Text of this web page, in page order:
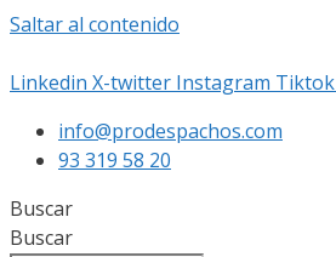
Saltar al contenido
Linkedin X-twitter Instagram Tiktok
info@prodespachos.com
93 319 58 20
Buscar
Buscar